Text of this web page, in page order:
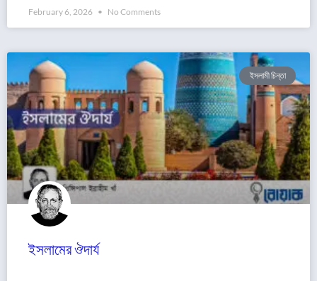
February 6, 2026 No Comments
ইসলামী চিন্তা
ইসলামের ঔদার্য